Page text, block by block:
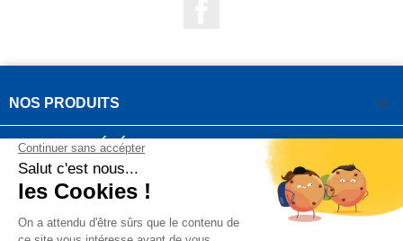
NOS PRODUITS 
NOTRE SOCIÉTÉ
VOTRE COMPTE
INFORMATIONS DE LA BOUTIQUE